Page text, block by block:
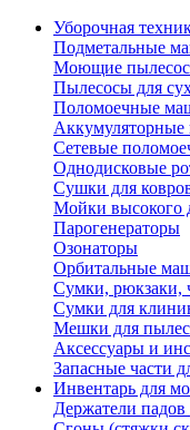
Уборочная
Подметальные
Моющие
Пылесосы для
Поломоечные
Сетевые
Однодисковые
Сушки для
Мойки высокого
Парогенераторы
Озонаторы
Орбитальные
Сумки, рюкзаки,
Сумки для
Мешки для
Аксессуары и
Запасные части
Инвентарь для
Держатели падов